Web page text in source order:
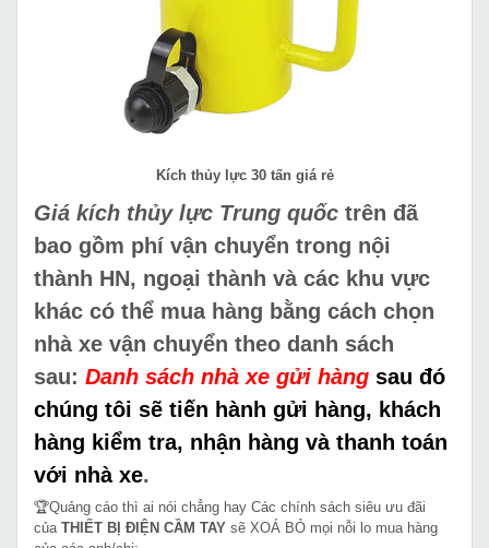
Kích thủy lực 30 tấn giá rẻ
Giá kích thủy lực Trung quốc trên đã
bao gồm phí vận chuyển trong nội
thành HN, ngoại thành và các khu vực
khác có thể mua hàng bằng cách chọn
nhà xe vận chuyển theo danh sách
sau: Danh sách nhà xe gửi hàng sau đó
chúng tôi sẽ tiến hành gửi hàng, khách
hàng kiểm tra, nhận hàng và thanh toán
với nhà xe.
🏆Quảng cáo thì ai nói chẳng hay Các chính sách siêu ưu đãi
của THIẾT BỊ ĐIỆN CẦM TAY sẽ XOÁ BỎ mọi nỗi lo mua hàng